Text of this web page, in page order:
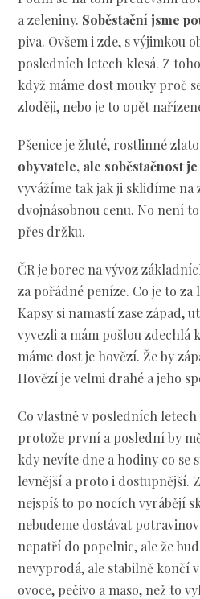
a zeleniny. Soběstační jsme
piva. Ovšem i zde, s výjimkou
posledních letech klesá. Z
když máme dost mouky proč
zloději, nebo je to opět
Pšenice je žluté, rostlinné
obyvatele, ale soběstačnost je
vyvážíme tak jak ji sklidíme na
dvojnásobnou cenu. No není
přes držku.
ČR je borec na vývoz
za pořádné peníze. Co je to
Kapsy si namastí zase západ,
vyvezli a mám pošlou zdechlá
máme dost je hovězí. Že by
Hovězí je velmi drahé a jeho
Co vlastně v posledních
protože první a poslední by
kdy nevíte dne a hodiny co se
levnější a proto i dostupnější.
nejspíš to po nocích vyrábějí
nebudeme dostávat
nepatří do popelnic, ale že
nevyprodá, ale stabilně končí
ovoce, pečivo a maso, než to